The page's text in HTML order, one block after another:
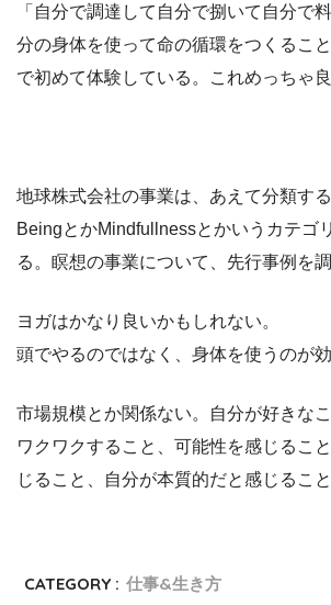
「自分で調達して自分で捌いて自分で
分の身体を使って命の循環をつくるこ
で初めて体験している。これめっちゃ
地球株式会社の事業は、あえて分類す
BeingとかMindfullnessとかいうカテゴ
る。瞑想の事業について、先行事例を調
ヨガはかなり良いかもしれない。
頭でやるのではなく、身体を使うのが効
市場規模とか関係ない。自分が好きなこ
ワクワクすること、可能性を感じるこ
じること、自分が本質的だと感じること
CATEGORY : 仕事&生き方